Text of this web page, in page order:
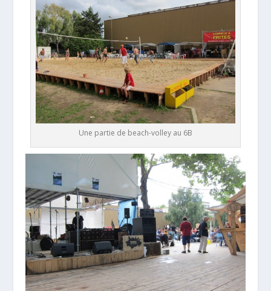
Une partie de beach-volley au 6B